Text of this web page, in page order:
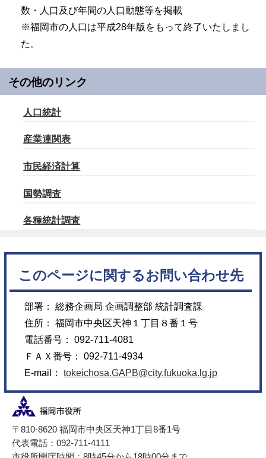
数・人口及び年間の人口動態等を掲載
※福岡市の人口は平成28年版をもって終了いたしまし
た。
その他のリンク
人口統計
産業連関表
市民経済計算
国勢調査
各種統計調査
このページに関するお問い合わせ先
部署： 総務企画局 企画調整部 統計調査課
住所： 福岡市中央区天神１丁目８番１号
電話番号： 092-711-4081
ＦＡＸ番号： 092-711-4934
E-mail：tokeichosa.GAPB@city.fukuoka.lg.jp
〒810-8620 福岡市中央区天神1丁目8番1号
代表電話：092-711-4111